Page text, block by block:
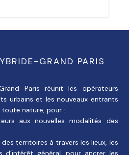
GRAND PARIS
Paris réunit les opérateurs
urbains et les nouveaux entrants
toute nature, pour :
aux nouvelles modalités des
territoires à travers les lieux, les
d’intérêt général, pour ancrer les